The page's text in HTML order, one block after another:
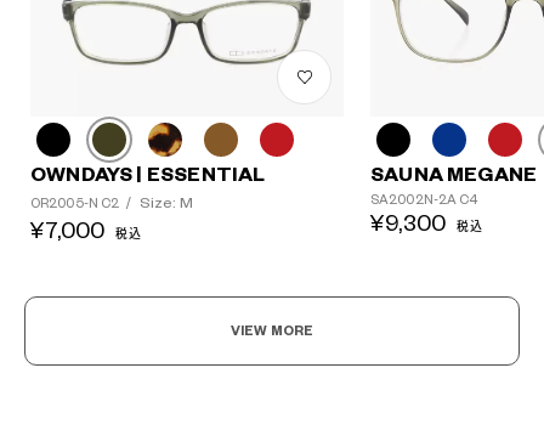
OWNDAYS | ESSENTIAL
OR2005-N C2 / Size: M
¥7,000 税込
SAUNA MEGANE
SA2002N-2A C4
¥9,300 税込
VIEW MORE